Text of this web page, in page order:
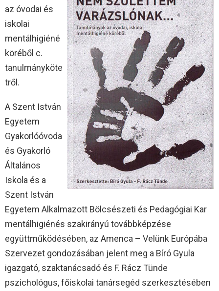
az óvodai és
iskolai
mentálhigiéné
köréből c.
tanulmányköte
tről.
A Szent István
Egyetem
Gyakorlóóvoda
és Gyakorló
Általános
Iskola és a
Szent István
Egyetem Alkalmazott Bölcsészeti és Pedagógiai Kar
mentálhigiénés szakirányú továbbképzése
együttműködésében, az Amenca – Velünk Európába
Szervezet gondozásában jelent meg a Bíró Gyula
igazgató, szaktanácsadó és F. Rácz Tünde
pszichológus, főiskolai tanársegéd szerkesztésében